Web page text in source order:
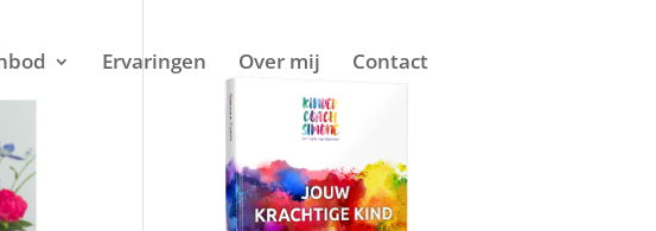
Ervaringen Over mij Contact